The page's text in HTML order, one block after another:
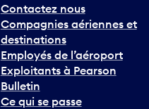
Contactez nous
Compagnies aériennes et
destinations
Employés de l’aéroport
Exploitants à Pearson
Bulletin
Ce qui se passe